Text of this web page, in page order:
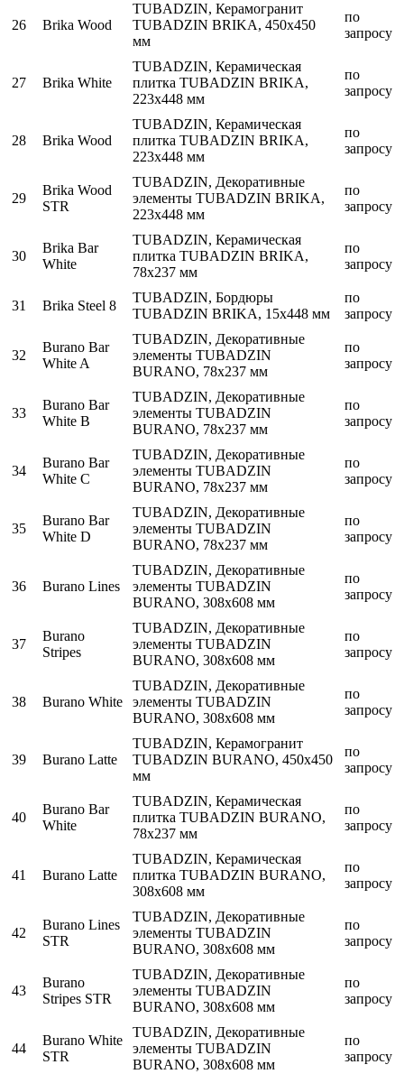
26 Brika Wood
TUBADZIN, Керамогранит
TUBADZIN BRIKA, 450x450
мм
по
запросу
27 Brika White
TUBADZIN, Керамическая
плитка TUBADZIN BRIKA,
223x448 мм
по
запросу
28 Brika Wood
TUBADZIN, Керамическая
плитка TUBADZIN BRIKA,
223x448 мм
по
запросу
29
Brika Wood
STR
TUBADZIN, Декоративные
элементы TUBADZIN BRIKA,
223x448 мм
по
запросу
30
Brika Bar
White
TUBADZIN, Керамическая
плитка TUBADZIN BRIKA,
78x237 мм
по
запросу
31 Brika Steel 8
TUBADZIN, Бордюры
TUBADZIN BRIKA, 15x448 мм
по
запросу
32
Burano Bar
White A
TUBADZIN, Декоративные
элементы TUBADZIN
BURANO, 78x237 мм
по
запросу
33
Burano Bar
White B
TUBADZIN, Декоративные
элементы TUBADZIN
BURANO, 78x237 мм
по
запросу
34
Burano Bar
White C
TUBADZIN, Декоративные
элементы TUBADZIN
BURANO, 78x237 мм
по
запросу
35
Burano Bar
White D
TUBADZIN, Декоративные
элементы TUBADZIN
BURANO, 78x237 мм
по
запросу
36 Burano Lines
TUBADZIN, Декоративные
элементы TUBADZIN
BURANO, 308x608 мм
по
запросу
37
Burano
Stripes
TUBADZIN, Декоративные
элементы TUBADZIN
BURANO, 308x608 мм
по
запросу
38 Burano White
TUBADZIN, Декоративные
элементы TUBADZIN
BURANO, 308x608 мм
по
запросу
39 Burano Latte
TUBADZIN, Керамогранит
TUBADZIN BURANO, 450x450
мм
по
запросу
40
Burano Bar
White
TUBADZIN, Керамическая
плитка TUBADZIN BURANO,
78x237 мм
по
запросу
41 Burano Latte
TUBADZIN, Керамическая
плитка TUBADZIN BURANO,
308x608 мм
по
запросу
42
Burano Lines
STR
TUBADZIN, Декоративные
элементы TUBADZIN
BURANO, 308x608 мм
по
запросу
43
Burano
Stripes STR
TUBADZIN, Декоративные
элементы TUBADZIN
BURANO, 308x608 мм
по
запросу
44
Burano White
STR
TUBADZIN, Декоративные
элементы TUBADZIN
BURANO, 308x608 мм
по
запросу